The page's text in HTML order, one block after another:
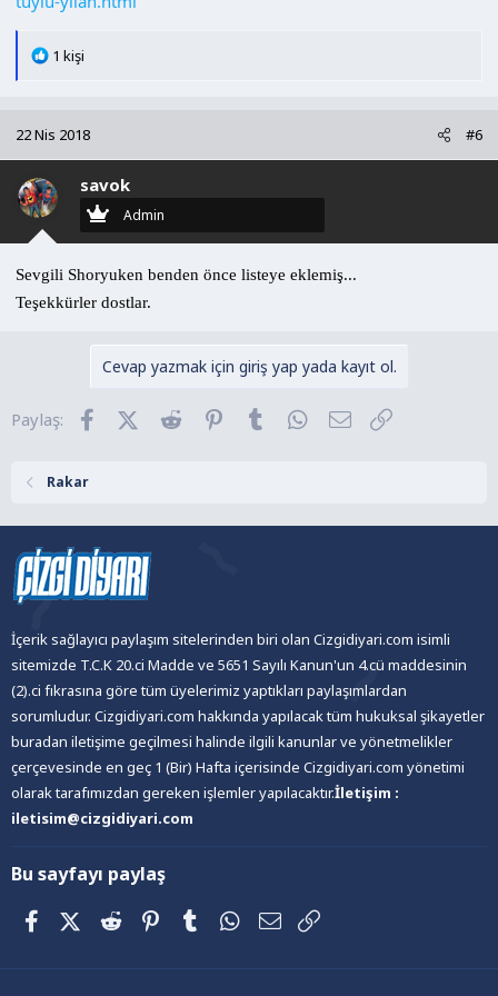
T
i
l
e
r
1 kişi
22 Nis 2018 #6
savok
Admin
Sevgili Shoryuken benden önce listeye eklemiş...
Teşekkürler dostlar.
Cevap yazmak için giriş yap yada kayıt ol.
Paylaş: FacebookX (Twitter)
Reddit Pinterest
Tumblr WhatsApp
E-posta
Rakar
İçerik sağlayıcı paylaşım sitelerinden biri olan Cizgidiyari.com isimli
sitemizde T.C.K 20.ci Madde ve 5651 Sayılı Kanun'un 4.cü maddesinin
(2).ci fıkrasına göre tüm üyelerimiz yaptıkları paylaşımlardan
sorumludur. Cizgidiyari.com hakkında yapılacak tüm hukuksal şikayetler
buradan iletişime geçilmesi halinde ilgili kanunlar ve yönetmelikler
çerçevesinde en geç 1 (Bir) Hafta içerisinde Cizgidiyari.com yönetimi
olarak tarafımızdan gereken işlemler yapılacaktır.İletişim :
iletisim@cizgidiyari.com
Bu sayfayı paylaş
FacebookX (Twitter)
Reddit PinterestTumblrWhatsApp
E-posta